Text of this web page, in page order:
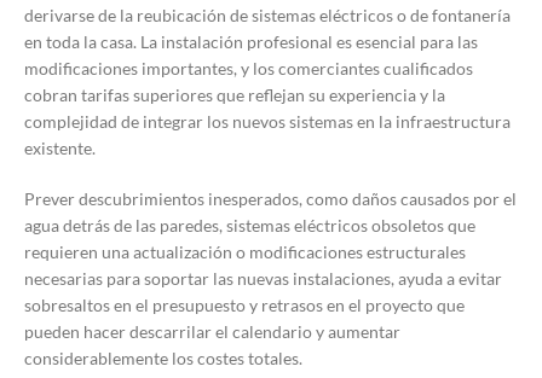
derivarse de la reubicación de sistemas eléctricos o de fontanería
en toda la casa. La instalación profesional es esencial para las
modificaciones importantes, y los comerciantes cualificados
cobran tarifas superiores que reflejan su experiencia y la
complejidad de integrar los nuevos sistemas en la infraestructura
existente.
Prever descubrimientos inesperados, como daños causados por el
agua detrás de las paredes, sistemas eléctricos obsoletos que
requieren una actualización o modificaciones estructurales
necesarias para soportar las nuevas instalaciones, ayuda a evitar
sobresaltos en el presupuesto y retrasos en el proyecto que
pueden hacer descarrilar el calendario y aumentar
considerablemente los costes totales.